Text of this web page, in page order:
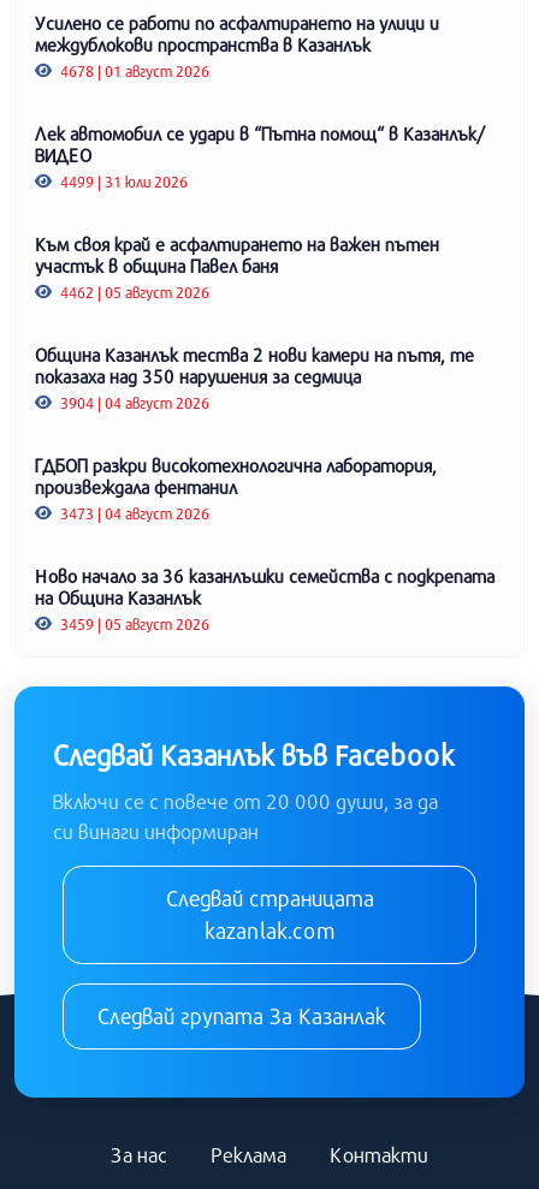
Усилено се работи по асфалтирането на улици и
междублокови пространства в Казанлък
4678 | 01 август 2026
Лек автомобил се удари в “Пътна помощ“ в Казанлък/
ВИДЕО
4499 | 31 юли 2026
Към своя край е асфалтирането на важен пътен
участък в община Павел баня
4462 | 05 август 2026
Община Казанлък тества 2 нови камери на пътя, те
показаха над 350 нарушения за седмица
3904 | 04 август 2026
ГДБОП разкри високотехнологична лаборатория,
произвеждала фентанил
3473 | 04 август 2026
Ново начало за 36 казанлъшки семейства с подкрепата
на Община Казанлък
3459 | 05 август 2026
Следвай Казанлък във Facebook
Включи се с повече от 20 000 души, за да
си винаги информиран
Следвай страницата
kazanlak.com
Следвай групата За Казанлак
За нас Реклама Контакти